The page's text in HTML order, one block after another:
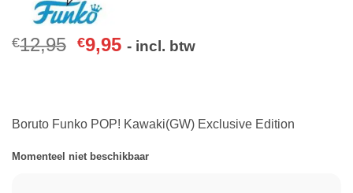
€12,95 €9,95 - incl. btw
Boruto Funko POP! Kawaki(GW) Exclusive Edition
Momenteel niet beschikbaar